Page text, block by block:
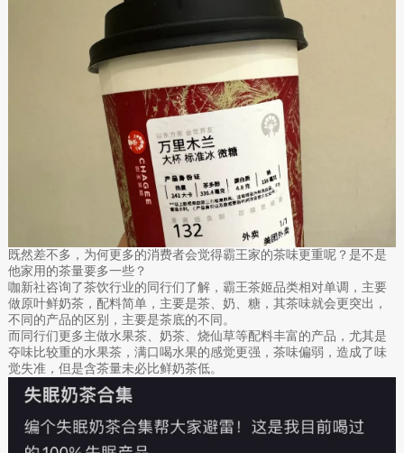
既然差不多，为何更多的消费者会觉得霸王家的茶味更重呢？是不是
他家用的茶量要多一些？
咖新社咨询了茶饮行业的同行们了解，霸王茶姬品类相对单调，主要
做原叶鲜奶茶，配料简单，主要是茶、奶、糖，其茶味就会更突出，
不同的产品的区别，主要是茶底的不同。
而同行们更多主做水果茶、奶茶、烧仙草等配料丰富的产品，尤其是
夺味比较重的水果茶，满口喝水果的感觉更强，茶味偏弱，造成了味
觉失准，但是含茶量未必比鲜奶茶低。